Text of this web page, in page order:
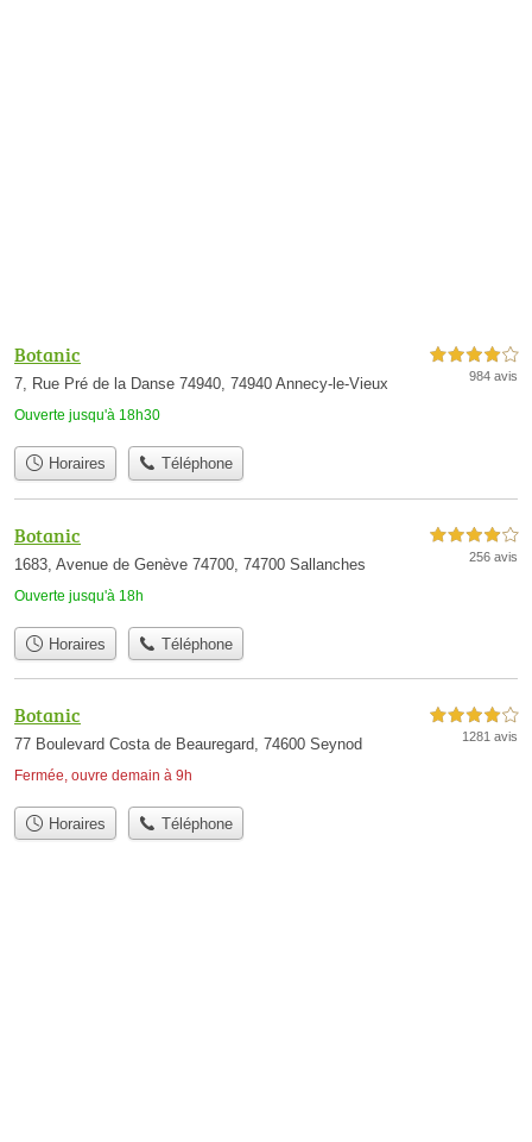
Botanic
7, Rue Pré de la Danse 74940, 74940 Annecy-le-Vieux
Ouverte jusqu'à 18h30
4,0 étoiles sur 5
984 avis
Horaires Téléphone
Botanic
1683, Avenue de Genève 74700, 74700 Sallanches
Ouverte jusqu'à 18h
4,0 étoiles sur 5
256 avis
Horaires Téléphone
Botanic
77 Boulevard Costa de Beauregard, 74600 Seynod
Fermée, ouvre demain à 9h
4,0 étoiles sur 5
1281 avis
Horaires Téléphone